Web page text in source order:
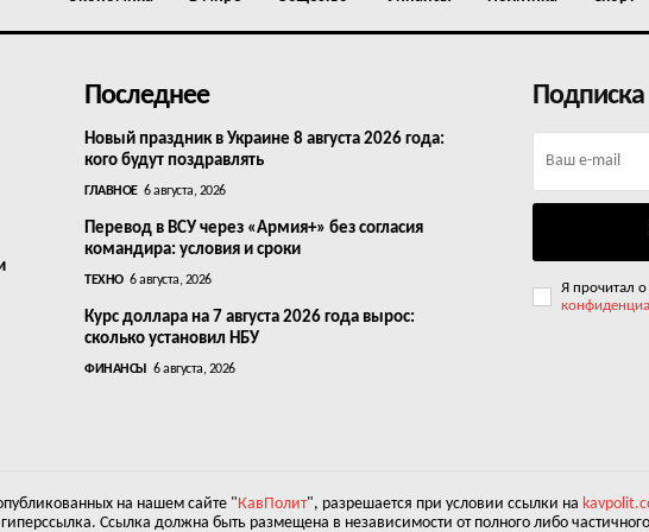
Последнее
Новый праздник в Украине 8 августа 2026 года:
кого будут поздравлять
ГЛАВНОЕ 6 августа, 2026
Перевод в ВСУ через «Армия+» без согласия
командира: условия и сроки
ТЕХНО 6 августа, 2026
Курс доллара на 7 августа 2026 года вырос:
сколько установил НБУ
ФИНАНСЫ 6 августа, 2026
Подписка
Я прочитал
на нашем сайте " КавПолит", разрешается при условии ссылки на
Ссылка должна быть размещена в независимости от полного либо